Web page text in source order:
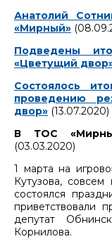
Анатолий
«Мирный»
Подведены
«Цветущий
Состоялось
проведению
двор» (13.07.2020)
В ТОС
(03.03.2020)
1 марта на
Кутузова,
состоялся
приветствовали
депутат
Корнилова.